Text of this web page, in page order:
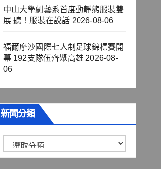
中山大學劇藝系首度動靜態服裝雙
展 聽！服裝在說話 2026-08-06
福爾摩沙國際七人制足球錦標賽開
幕 192支隊伍齊聚高雄 2026-08-
06
新聞分類
聞